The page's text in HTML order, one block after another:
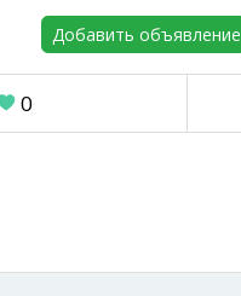
Добавить объявление
0